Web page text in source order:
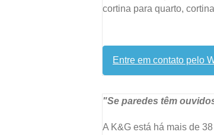
cortina para quarto,
Entre em contato pelo
"Se paredes têm
A K&G está há mais de